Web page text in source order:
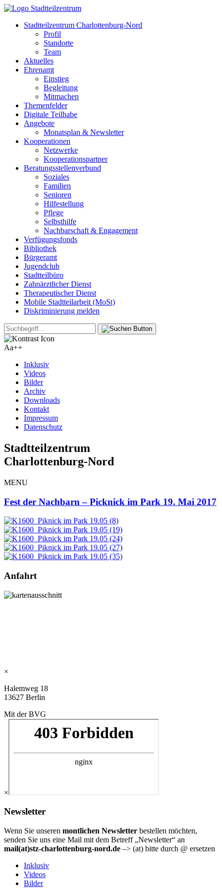
Stadtteilzentrum Charlottenburg-Nord
Profil
Standorte
Team
Aktuelles
Ehrenamt
Einstieg
Begleitung
Mitmachen
Themenfelder
Digitale Teilhabe
Angebote
Monatsplan & Newsletter
Kooperationen
Netzwerke
Kooperationspartner
Beratungsstellenverbund
Soziales
Familien
Senioren
Hilfestellung
Pflege
Selbsthilfe
Nachbarschaft & Engagement
Verfügungsfonds
Bibliothek
Bürgeramt
Jugendclub
Stadtteilbüro
Zahnärztlicher Dienst
Therapeutischer Dienst
Mobile Stadtteilarbeit (MoSt)
Diskriminierung melden
Aa++
Inklusiv
Videos
Bilder
Archiv
Downloads
Kontakt
Impressum
Datenschutz
Stadtteilzentrum
Charlottenburg-Nord
MENU
Fest der Nachbarn – Picknick im Park 19. Mai 2017
Anfahrt
×
Halemweg 18
13627 Berlin
Mit der BVG
×
Newsletter
Wenn Sie unseren montlichen Newsletter bestellen möchten,
senden Sie uns eine Mail mit dem Betreff „Newsletter“ an
mail(at)stz-charlottenburg-nord.de –> (at) bitte durch @ ersetzen
Inklusiv
Videos
Bilder